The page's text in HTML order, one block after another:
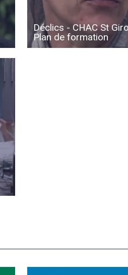
Déclics - CHAC St
Plan de formation